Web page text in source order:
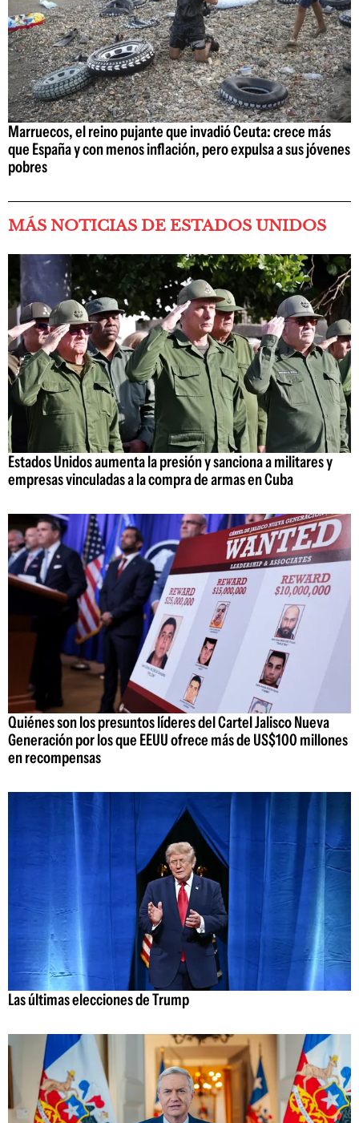
Marruecos, el reino pujante que invadió Ceuta: crece más
que España y con menos inflación, pero expulsa a sus jóvenes
pobres
MÁS NOTICIAS DE ESTADOS UNIDOS
Estados Unidos aumenta la presión y sanciona a militares y
empresas vinculadas a la compra de armas en Cuba
Quiénes son los presuntos líderes del Cartel Jalisco Nueva
Generación por los que EEUU ofrece más de US$100 millones
en recompensas
Las últimas elecciones de Trump